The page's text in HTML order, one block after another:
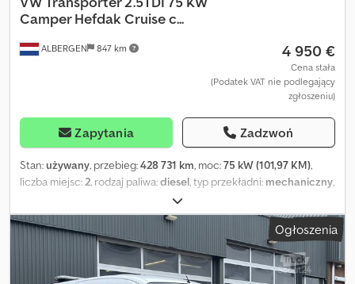
ALBERGEN 847 km
Camper Hefdak Cruise c...
4 950 €
Cena stała
(Podatek VAT nie podlegający
zgłoszeniu)
Zapytania Zadzwoń
Stan:używany, przebieg:428 731 km, moc:75 kW (101,97 KM),
liczba miejsc: 2 , rodzaj paliwa:diesel , typ przekładni: mechaniczny
, pierwsza rejestracja:
liczba poprzednich właścicieli:1, Rok budowy:1999, Wyposażenie:
centralny zamek, pełna historia serwisowa, tempomat,
wspomaganie układu kierowniczego, zaczep do przyczepy,
światła przeciwmgielne , = Dodatkowe opcje i akcesoria = -
Ogłoszenia